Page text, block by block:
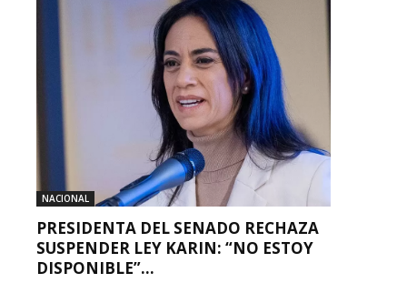
NACIONAL
PRESIDENTA DEL SENADO RECHAZA
SUSPENDER LEY KARIN: “NO ESTOY
DISPONIBLE”...